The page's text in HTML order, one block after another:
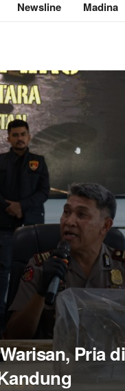
Newsline Madina
Pria